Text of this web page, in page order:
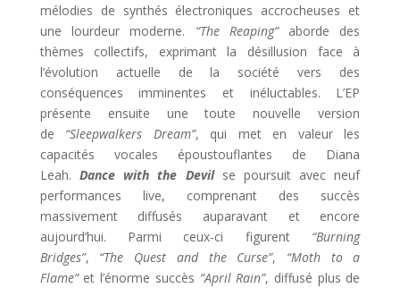
mélodies de synthés électroniques accrocheuses et
une lourdeur moderne.
“The Reaping”aborde des
thèmes collectifs, exprimant la désillusion face à
l’évolution actuelle de la société vers des
conséquences imminentes et inéluctables. L’EP
présente ensuite une toute nouvelle version
de
“Sleepwalkers Dream”, qui met en valeur les
capacités vocales époustouflantes de Diana
Leah. Dance with the Devil se poursuit avec neuf
performances live, comprenant des succès
massivement diffusés auparavant et encore
aujourd’hui. Parmi ceux-ci figurent
“Burning
Bridges”, “The Quest and the Curse”,
“Moth to a
Flame”et l’énorme succès “April Rain”, diffusé plus de